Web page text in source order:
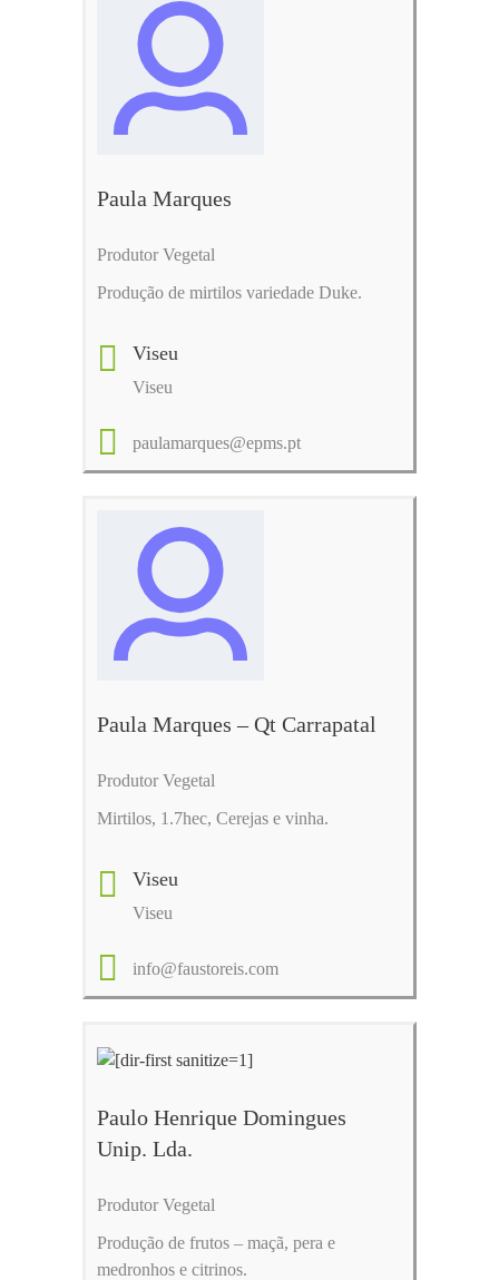
Paula Marques
Produtor Vegetal
Produção de mirtilos variedade Duke.
Viseu
Viseu
paulamarques@epms.pt
Paula Marques – Qt Carrapatal
Produtor Vegetal
Mirtilos, 1.7hec, Cerejas e vinha.
Viseu
Viseu
info@faustoreis.com
Paulo Henrique Domingues
Unip. Lda.
Produtor Vegetal
Produção de frutos – maçã, pera e
medronhos e citrinos.